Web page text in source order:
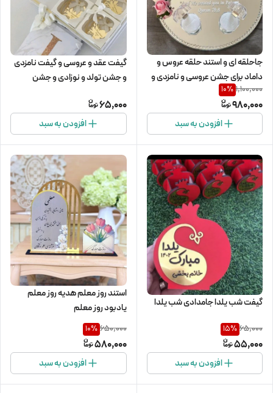
جاحلقه ای و استند حلقه عروس و
داماد برای جشن عروسی و نامزدی و
عقد
1,100,000
10%
980,000
افزودن به سبد
گیفت عقد و عروسی و گیفت نامزدی
و جشن تولد و نوزادی و جشن
متنی که شما بخواین
65,000
افزودن به سبد
گیفت شب یلدا جامدادی شب یلدا
65,000
15%
55,000
افزودن به سبد
استند روز معلم هدیه روز معلم
یادبود روز معلم
650,000
10%
580,000
افزودن به سبد